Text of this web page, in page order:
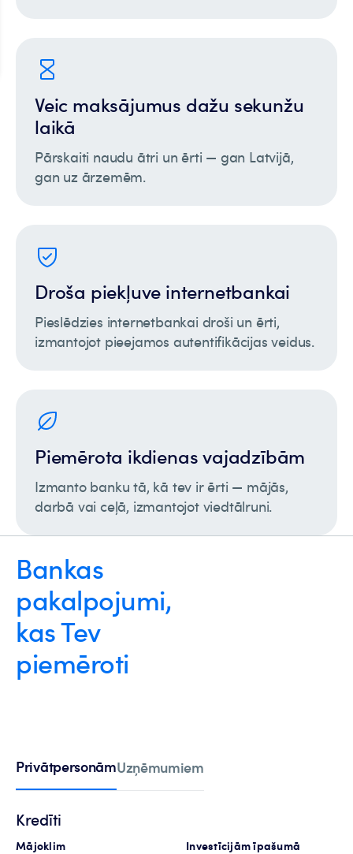
Veic maksājumus dažu sekunžu
laikā
Pārskaiti naudu ātri un ērti — gan Latvijā,
gan uz ārzemēm.
Droša piekļuve internetbankai
Pieslēdzies internetbankai droši un ērti,
izmantojot pieejamos autentifikācijas veidus.
Piemērota ikdienas vajadzībām
Izmanto banku tā, kā tev ir ērti — mājās,
darbā vai ceļā, izmantojot viedtālruni.
Bankas
pakalpojumi,
kas Tev
piemēroti
PrivātpersonāmUzņēmumiem
Kredīti
Mājoklim Investīcijām īpašumā